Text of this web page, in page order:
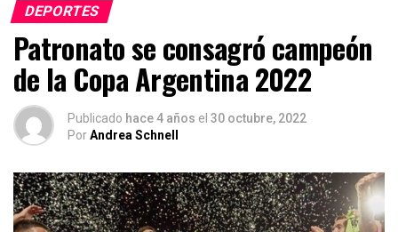
DEPORTES
Patronato se consagró campeón
de la Copa Argentina 2022
Publicado hace 4 años el 30 octubre, 2022
PorAndrea Schnell